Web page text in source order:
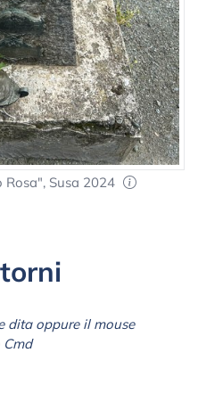
Rosa", Susa 2024
dita oppure il mouse